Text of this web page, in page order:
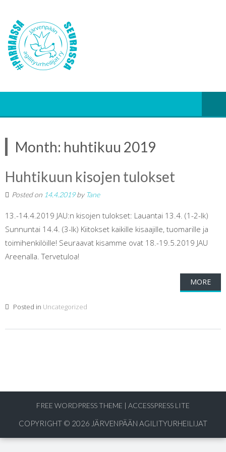
Month: huhtikuu 2019
Huhtikuun kisojen tulokset
Posted on 14.4.2019by Tane
13.-14.4.2019 JAU:n kisojen tulokset: Lauantai 13.4. (1-2-lk)
Sunnuntai 14.4. (3-lk) Kiitokset kaikille kisaajille, tuomarille ja
toimihenkilöille! Seuraavat kisamme ovat 18.-19.5.2019 JAU
Areenalla. Tervetuloa!
MORE
Posted in Uncategorized
FREE WORDPRESS THEME | ACCESSPRESS LITE
COPYRIGHT © 2026 JÄRVENPÄÄN AGILITYURHEILIJAT